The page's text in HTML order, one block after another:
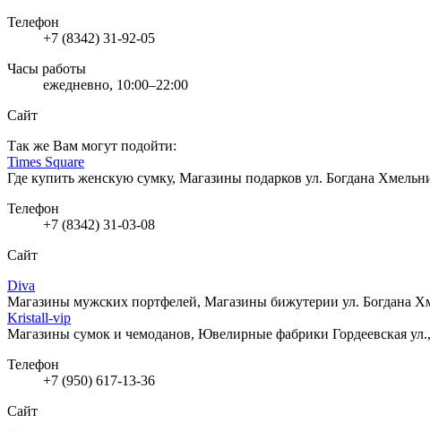
Телефон
+7 (8342) 31-92-05
Часы работы
ежедневно, 10:00–22:00
Сайт
Так же Вам могут подойти:
Times Square
Где купить женскую сумку, Магазины подарков ул. Богдана
Телефон
+7 (8342) 31-03-08
Сайт
Diva
Магазины мужских портфелей, Магазины бижутерии ул. Богдана
Kristall-vip
Магазины сумок и чемоданов, Ювелирные фабрики Гордеевская
Телефон
+7 (950) 617-13-36
Сайт